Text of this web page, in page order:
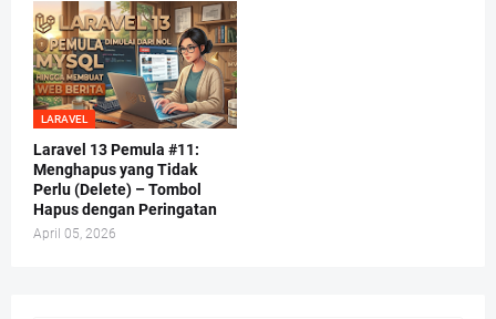
LARAVEL
Laravel 13 Pemula #11:
Menghapus yang Tidak
Perlu (Delete) – Tombol
Hapus dengan Peringatan
April 05, 2026